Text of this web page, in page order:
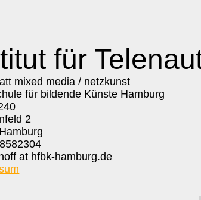
für
mixed media / netzkunst
für bildende Künste Hamburg
2
at hfbk-hamburg.de